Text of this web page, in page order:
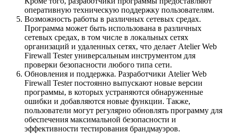
оперативную техническую поддержку пользователям.
Возможность работы в различных сетевых средах.
Программа может быть использована в различных
сетевых средах, в том числе в локальных сетях
организаций и удаленных сетях, что делает Atelier Web
Firewall Tester универсальным инструментом для
проверки безопасности любого типа сети.
Обновления и поддержка. Разработчики Atelier Web
Firewall Tester постоянно выпускают новые версии
программы, в которых устраняются обнаруженные
ошибки и добавляются новые функции. Также,
пользователи могут регулярно обновлять программу для
обеспечения максимальной безопасности и
эффективности тестирования брандмауэров.